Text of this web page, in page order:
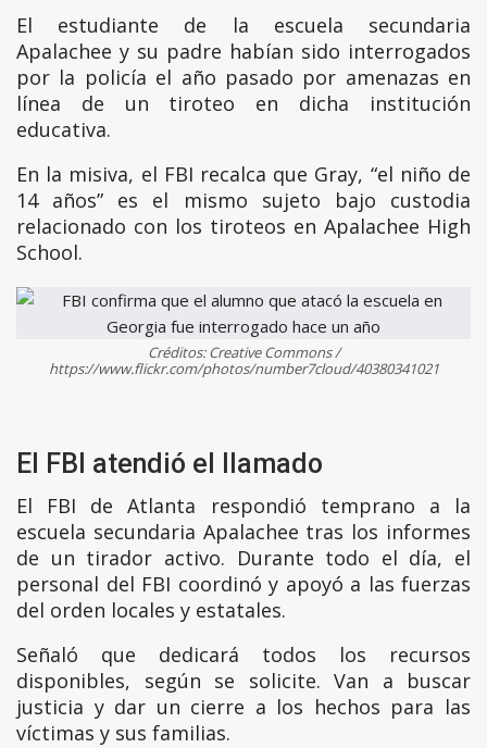
El estudiante de la escuela secundaria
Apalachee y su padre habían sido interrogados
por la policía el año pasado por amenazas en
línea de un tiroteo en dicha institución
educativa.
En la misiva, el FBI recalca que Gray, “el niño de
14 años” es el mismo sujeto bajo custodia
relacionado con los tiroteos en Apalachee High
School.
Créditos: Creative Commons /
https://www.flickr.com/photos/number7cloud/40380341021
El FBI atendió el llamado
El FBI de Atlanta respondió temprano a la
escuela secundaria Apalachee tras los informes
de un tirador activo. Durante todo el día, el
personal del FBI coordinó y apoyó a las fuerzas
del orden locales y estatales.
Señaló que dedicará todos los recursos
disponibles, según se solicite. Van a buscar
justicia y dar un cierre a los hechos para las
víctimas y sus familias.